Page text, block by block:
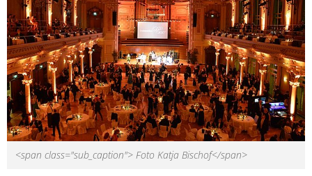
<span class="sub_caption"> Foto Katja Bischof</span>